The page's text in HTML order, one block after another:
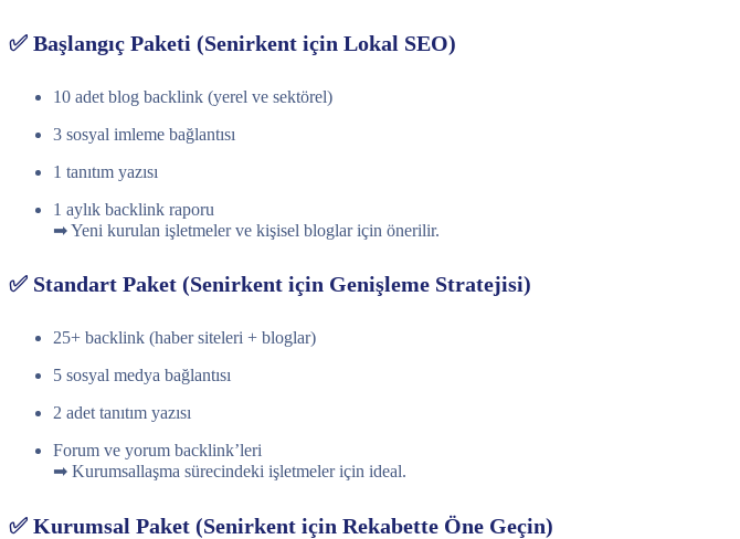
✅ Başlangıç Paketi (Senirkent için Lokal SEO)
10 adet blog backlink (yerel ve sektörel)
3 sosyal imleme bağlantısı
1 tanıtım yazısı
1 aylık backlink raporu
➡ Yeni kurulan işletmeler ve kişisel bloglar için önerilir.
✅ Standart Paket (Senirkent için Genişleme Stratejisi)
25+ backlink (haber siteleri + bloglar)
5 sosyal medya bağlantısı
2 adet tanıtım yazısı
Forum ve yorum backlink’leri
➡ Kurumsallaşma sürecindeki işletmeler için ideal.
✅ Kurumsal Paket (Senirkent için Rekabette Öne Geçin)